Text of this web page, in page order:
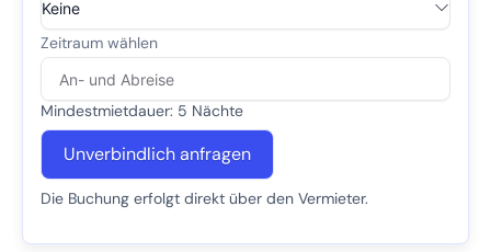
Mindestmietdauer: 5 Nächte
Unverbindlich anfragen
Die Buchung erfolgt direkt über den Vermieter.